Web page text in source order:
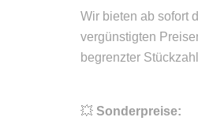
Wir bieten ab sofort
vergünstigten
begrenzter
💥 Sonderpreise: